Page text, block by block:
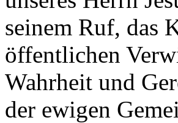
seinem Ruf, das
öffentlichen
Wahrheit und
der ewigen